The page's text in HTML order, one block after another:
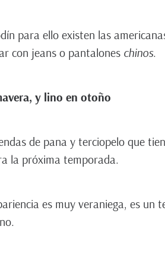
para ello existen las
con jeans o pantalones chinos.
y lino en otoño
de pana y terciopelo que
la próxima temporada.
es muy veraniega, es un